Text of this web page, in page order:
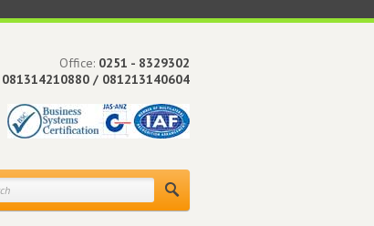
Office: 0251 - 8329302
081314210880 / 081213140604